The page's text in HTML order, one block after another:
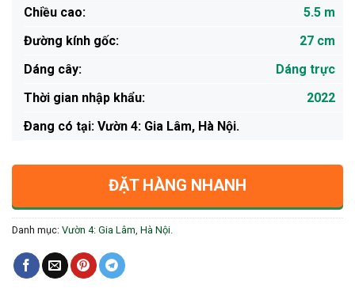
Chiều cao:
5.5 m
Đường kính gốc:
27 cm
Dáng cây:
Dáng trực
Thời gian nhập khẩu:
2022
Ðang có tại: Vườn 4: Gia Lâm, Hà Nội.
ĐẶT HÀNG NHANH
Danh mục: Vườn 4: Gia Lâm, Hà Nội.